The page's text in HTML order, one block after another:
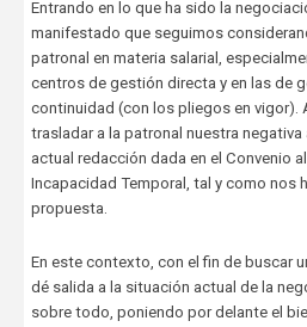
Entrando en lo que ha sido la
manifestado que seguimos
patronal en materia salarial,
centros de gestión directa y en las de
continuidad (con los pliegos en vigor).
trasladar a la patronal nuestra negativa
actual redacción dada en el Convenio
Incapacidad Temporal, tal y como nos
propuesta.
En este contexto, con el fin de buscar
dé salida a la situación actual de la
sobre todo, poniendo por delante el